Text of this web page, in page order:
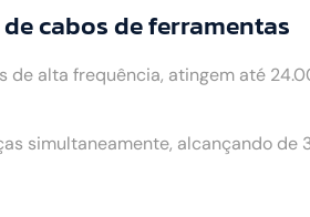
cabos de ferramentas
de alta frequência, atingem até
simultaneamente, alcançando